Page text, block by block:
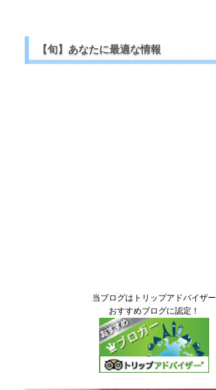
【旬】あなたに最適な情報
当ブログはトリップアドバイザー
おすすめブログに認定！